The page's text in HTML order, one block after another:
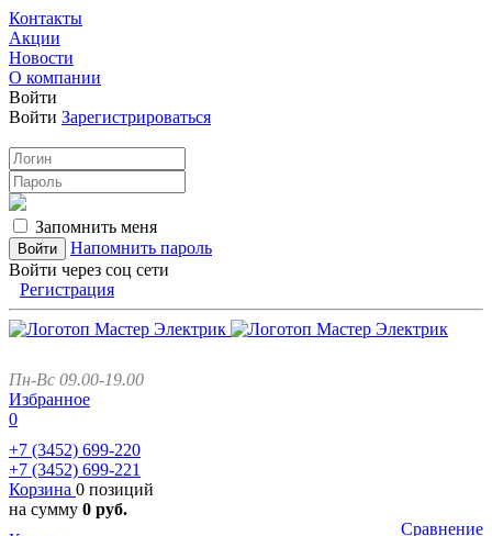
Контакты
Акции
Новости
О компании
Войти
Войти Зарегистрироваться
Запомнить меня
Напомнить пароль
Войти через соц сети
Регистрация
Пн-Вс 09.00-19.00
Избранное
0
+7 (3452) 699-220
+7 (3452) 699-221
Корзина 0 позиций
на сумму 0 руб.
Сравнение